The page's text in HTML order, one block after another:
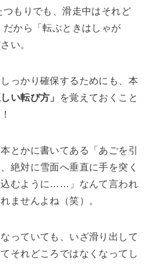
もりでも、滑走中はそれど
から「転ぶときはしゃが
い。
っかり確保するためにも、本
しい転び方」
を覚えておくこと
とかに書いてある「あごを引
絶対に雪面へ垂直に手を突く
込むように……」なんて言われ
ませんよね（笑）。
っていても、いざ滑り出して
それどころではなくなってし